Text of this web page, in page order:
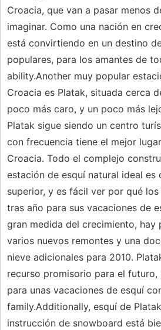
Croacia, que van a pasar menos
imaginar. Como una nación en
está convirtiendo en un destino
populares, para los amantes de
ability.Another muy popular
Croacia es Platak, situada cerca
poco más caro, y un poco más
Platak sigue siendo un centro
con frecuencia tiene el mejor
Croacia. Todo el complejo
estación de esquí natural ideal es
superior, y es fácil ver por qué
tras año para sus vacaciones de
gran medida del crecimiento, hay
varios nuevos remontes y una
nieve adicionales para 2010.
recurso promisorio para el futuro,
para unas vacaciones de esquí
family.Additionally, esquí de
instrucción de snowboard está